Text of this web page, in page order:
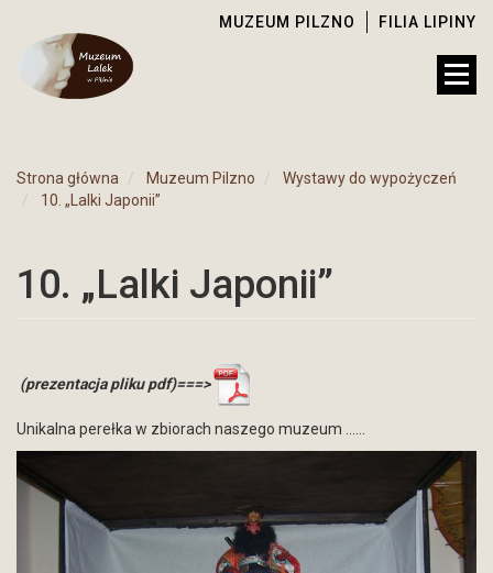
MUZEUM PILZNO FILIA LIPINY
Strona główna Muzeum Pilzno
Wystawy do wypożyczeń
10. „Lalki Japonii”
10. „Lalki Japonii”
(prezentacja pliku pdf)===>
Unikalna perełka w zbiorach naszego muzeum ……